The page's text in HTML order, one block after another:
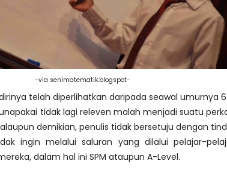
-via senimatematik.blogspot-
telah diperlihatkan daripada seawal umurnya
tidak lagi releven malah menjadi suatu
demikian, penulis tidak bersetuju dengan
ingin melalui saluran yang dilalui pelajar-
dalam hal ini SPM ataupun A-Level.